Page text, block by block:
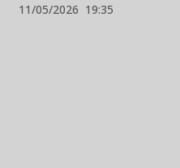
11/05/2026 19:35